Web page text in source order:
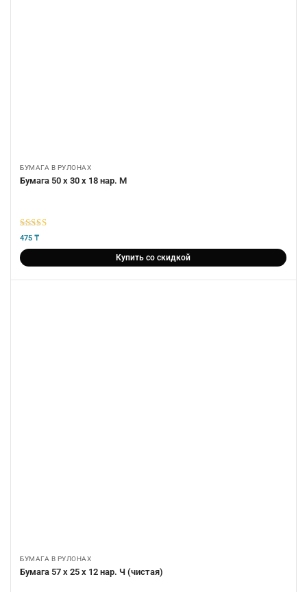
БУМАГА В РУЛОНАХ
Бумага 50 х 30 х 18 нар. М
5из 5
475 ₸
Купить со скидкой
БУМАГА В РУЛОНАХ
Бумага 57 х 25 х 12 нар. Ч (чистая)